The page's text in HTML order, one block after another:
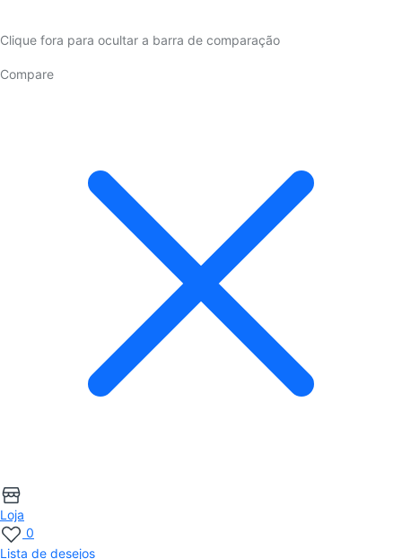
Clique fora para ocultar a barra de comparação
Compare
Loja
0
Lista de desejos